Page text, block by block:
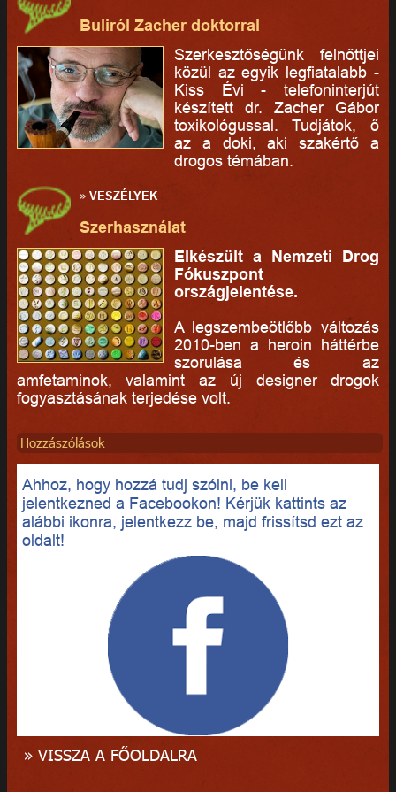
Buliról Zacher doktorral
Szerkesztőségünk felnőttjei
közül az egyik legfiatalabb -
Kiss Évi - telefoninterjút
készített dr. Zacher Gábor
toxikológussal. Tudjátok, ő
az a doki, aki szakértő a
drogos témában.
»VESZÉLYEK
Szerhasználat
Elkészült a Nemzeti Drog
Fókuszpont
országjelentése.
A legszembeötlőbb változás
2010-ben a heroin háttérbe
szorulása és az
amfetaminok, valamint az új designer drogok
fogyasztásának terjedése volt.
Hozzászólások
Ahhoz, hogy hozzá tudj szólni, be kell
jelentkezned a Facebookon! Kérjük kattints az
alábbi ikonra, jelentkezz be, majd frissítsd ezt az
oldalt!
» VISSZA A FŐOLDALRA